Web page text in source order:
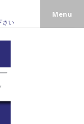
さい
Menu